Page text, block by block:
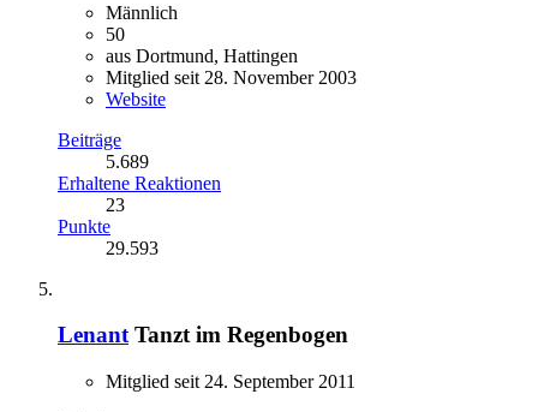
Männlich
50
aus Dortmund, Hattingen
Mitglied seit 28. November 2003
Website
Beiträge
5.689
Erhaltene Reaktionen
23
Punkte
29.593
Lenant Tanzt im Regenbogen
Mitglied seit 24. September 2011